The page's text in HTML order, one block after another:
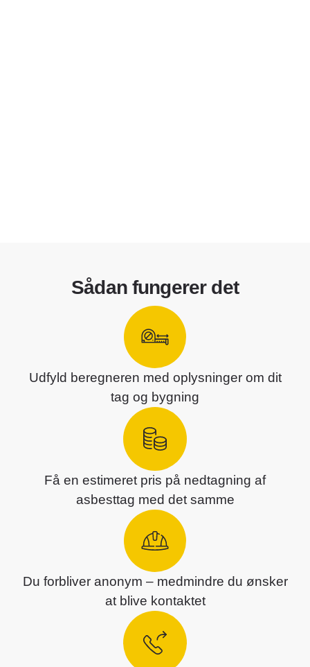
Sådan fungerer det
Udfyld beregneren med oplysninger om dit
tag og bygning
Få en estimeret pris på nedtagning af
asbesttag med det samme
Du forbliver anonym – medmindre du ønsker
at blive kontaktet